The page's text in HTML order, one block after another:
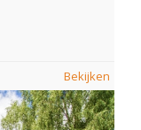
Bekijken